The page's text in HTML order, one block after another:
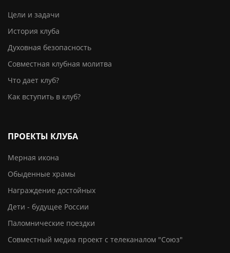
Цели и задачи
История клуба
Духовная безопасность
Совместная клубная молитва
Что дает клуб?
Как вступить в клуб?
ПРОЕКТЫ КЛУБА
Мерная икона
Обыденные храмы
Награждение достойных
Дети - будущее России
Паломнические поездки
Совместный медиа проект с телеканалом "Союз"